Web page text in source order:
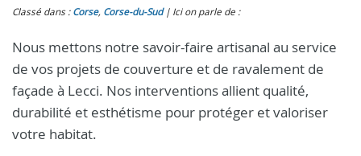
Classé dans : Corse, Corse-du-Sud Ici on parle de :
Nous mettons notre savoir-faire artisanal au service
de vos projets de couverture et de ravalement de
façade à Lecci. Nos interventions allient qualité,
durabilité et esthétisme pour protéger et valoriser
votre habitat.